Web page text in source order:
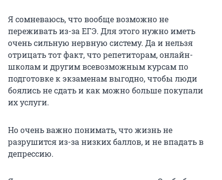
Я сомневаюсь, что вообще возможно не
переживать из-за ЕГЭ. Для этого нужно иметь
очень сильную нервную систему. Да и нельзя
отрицать тот факт, что репетиторам, онлайн-
школам и другим всевозможным курсам по
подготовке к экзаменам выгодно, чтобы люди
боялись не сдать и как можно больше покупали
их услуги.
Но очень важно понимать, что жизнь не
разрушится из-за низких баллов, и не впадать в
депрессию.